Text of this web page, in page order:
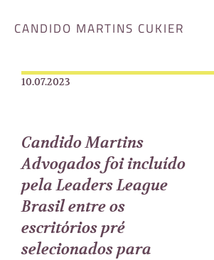
CANDIDO MARTINS CUKIER
10.07.2023
Candido Martins
Advogados foi incluído
pela Leaders League
Brasil entre os
escritórios pré
selecionados para